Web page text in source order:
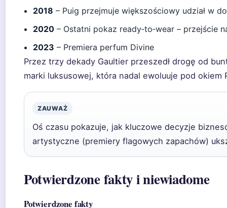
2018 – Puig przejmuje większościowy udział w
2020 – Ostatni pokaz ready‑to‑wear – przejście
2023 – Premiera perfum Divine
Przez trzy dekady Gaultier przeszedł drogę od
marki luksusowej, która nadal ewoluuje pod okiem
ZAUWAŻ
Oś czasu pokazuje, jak kluczowe decyzje
artystyczne (premiery flagowych zapachów)
Potwierdzone fakty i niewiadome
Potwierdzone fakty